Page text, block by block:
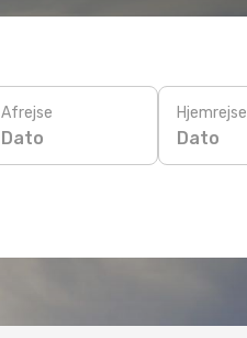
Afrejse
Dato
Hjemrejse
Dato